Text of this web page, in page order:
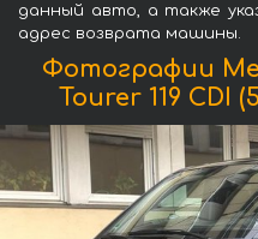
данный авто, а также
адрес возврата машины.
Фотографии
Tourer 119 CDI